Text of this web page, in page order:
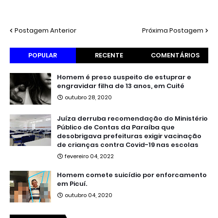
Postagem Anterior Próxima Postagem
POPULAR RECENTE COMENTÁRIOS
Homem é preso suspeito de estuprar e
engravidar filha de 13 anos, em Cuité
outubro 28, 2020
Juíza derruba recomendação do Ministério
Público de Contas da Paraíba que
desobrigava prefeituras exigir vacinação
de crianças contra Covid-19 nas escolas
fevereiro 04, 2022
Homem comete suicídio por enforcamento
em Picuí.
outubro 04, 2020